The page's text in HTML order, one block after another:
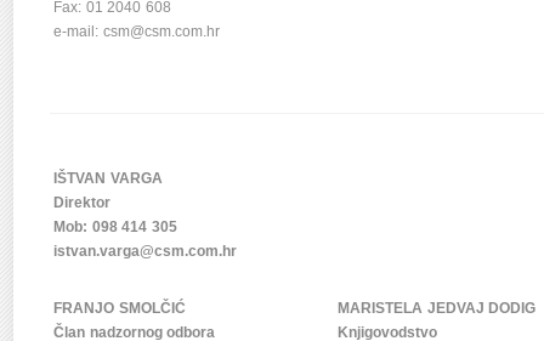
Fax: 01 2040 608
e-mail: csm@csm.com.hr
IŠTVAN VARGA
Direktor
Mob: 098 414 305
istvan.varga@csm.com.hr
FRANJO SMOLČIĆ
Član nadzornog odbora
MARISTELA JEDVAJ DODIG
Knjigovodstvo